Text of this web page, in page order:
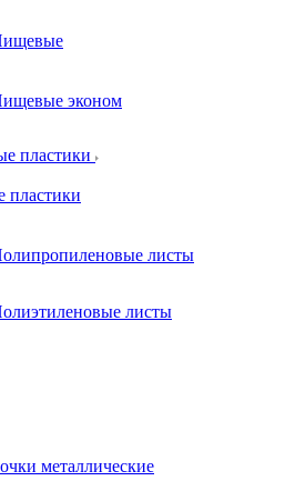
эконом
пластики
пластики
листы
листы
металлические